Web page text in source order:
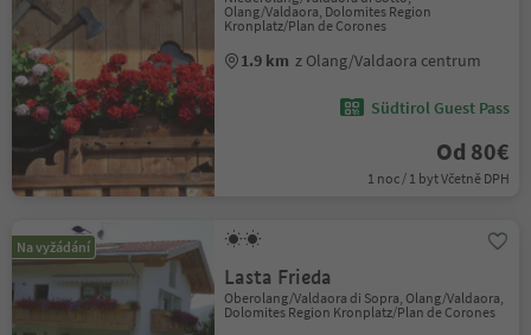
Olang/Valdaora, Dolomites Region
Kronplatz/Plan de Corones
1.9 km z Olang/Valdaora centrum
Südtirol Guest Pass
Od 80€
1 noc / 1 byt Včetně DPH
Na vyžádání
Lasta Frieda
Oberolang/Valdaora di Sopra, Olang/Valdaora,
Dolomites Region Kronplatz/Plan de Corones